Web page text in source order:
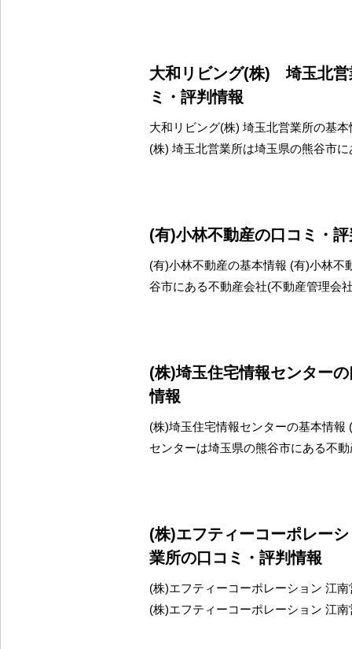
大和リビング(株) 埼玉北営
ミ・評判情報
大和リビング(株) 埼玉北営業所の基
(株) 埼玉北営業所は埼玉県の熊谷市に
(有)小林不動産の口コミ・
(有)小林不動産の基本情報 (有)小林不
谷市にある不動産会社(不動産管理会
(株)埼玉住宅情報センター
情報
(株)埼玉住宅情報センターの基本情報
センターは埼玉県の熊谷市にある不
(株)エフティーコーポレー
業所の口コミ・評判情報
(株)エフティーコーポレーション 江
(株)エフティーコーポレーション 江南